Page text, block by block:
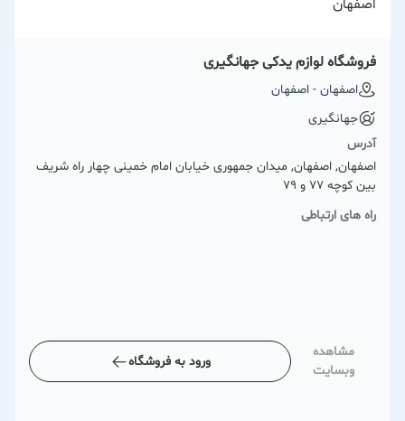
اصفهان
فروشگاه لوازم یدکی جهانگیری
اصفهان - اصفهان
جهانگیری
آدرس
اصفهان, اصفهان, میدان جمهوری خیابان امام خمینی چهار راه شریف
بین کوچه 77 و 79
راه های ارتباطی
مشاهده
وبسایت
ورود به فروشگاه